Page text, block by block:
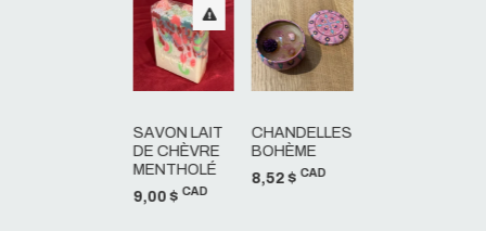
SAVON LAIT
DE CHÈVRE
MENTHOLÉ
9,00 $ CAD
CHANDELLES
BOHÈME
8,52 $ CAD